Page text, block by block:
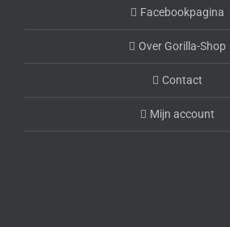
Facebookpagina
Over Gorilla-Shop
Contact
Mijn account